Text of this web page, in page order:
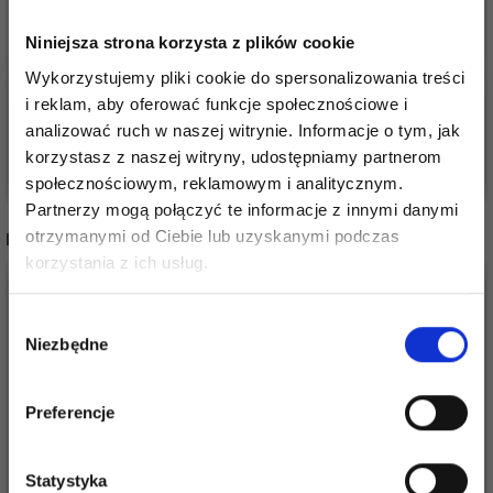
Niniejsza strona korzysta z plików cookie
Wykorzystujemy pliki cookie do spersonalizowania treści
i reklam, aby oferować funkcje społecznościowe i
analizować ruch w naszej witrynie. Informacje o tym, jak
korzystasz z naszej witryny, udostępniamy partnerom
społecznościowym, reklamowym i analitycznym.
Partnerzy mogą połączyć te informacje z innymi danymi
otrzymanymi od Ciebie lub uzyskanymi podczas
korzystania z ich usług.
zgody
Niezbędne
Preferencje
Statystyka
CHARM BY DROPS
Cena od36,85 zł
Zobacz wszystkie opcje
DARLING TOP BY
Cena od25,20 zł
Zobacz wszystkie opcje
INNI TEŻ WIDZIELI
Oszczędź nawet do 50%
miłośników włóczek i uzyskaj wyłączny
dostęp do inspirujących wzorów na druty i